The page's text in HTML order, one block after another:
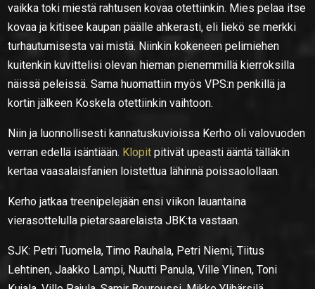
vaikka toki miestä rahtusen kovaa otettiinkin. Mies pelaa itse
kovaa ja kitisee kaupan päälle ahkerasti, eli liekö se merkki
turhautumisesta vai mistä. Niinkin kokeneen pelimiehen
kuitenkin kuvittelisi olevan hieman pienemmillä kierroksilla
näissä peleissä. Sama huomattiin myös VPS:n penkillä ja
kortin jälkeen Koskela otettiinkin vaihtoon.
Niin ja luonnollisesti kannatuskuvioissa Kerho oli valovuoden
verran edellä isäntiään. Klopitpitivät upeasti ääntä tälläkin
kertaa vaasalaisfanien loistettua lähinnä poissaolollaan.
Kerho jatkaa treenipelejään ensi viikon lauantaina
vierasottelulla pietarsaarelaista JBK:ta vastaan.
SJK: Petri Tuomela, Timo Rauhala, Petri Niemi, Tiitus
Lehtinen, Jaakko Lampi, Nuutti Panula, Ville Ylinen, Toni